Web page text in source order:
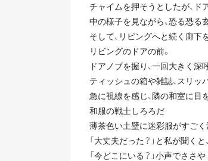
チャイムを押そうとしたが、ド
中の様子を見ながら、恐る恐る
そして、リビングへと続く廊下
リビングのドアの前。
ドアノブを握り、一回大きく
ティッシュの箱や雑誌、スリ
急に視線を感じ、隣の和室に
和服の戦士しろろだ
薄茶色い土壁に迷彩服がすごく
「大丈夫だった？」と私が聞く
「今どこにいる？」小声でささ